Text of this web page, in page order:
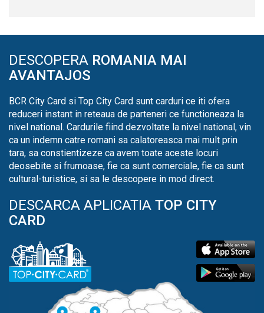
DESCOPERA ROMANIA MAI
AVANTAJOS
BCR City Card si Top City Card sunt carduri ce iti ofera
reduceri instant in reteaua de parteneri ce functioneaza la
nivel national. Cardurile fiind dezvoltate la nivel national, vin
ca un indemn catre romani sa calatoreasca mai mult prin
tara, sa constientizeze ca avem toate aceste locuri
deosebite si frumoase, fie ca sunt comerciale, fie ca sunt
cultural-turistice, si sa le descopere in mod direct.
DESCARCA APLICATIA TOP CITY
CARD